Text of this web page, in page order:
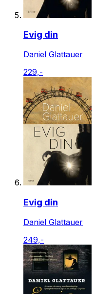
Evig din
Daniel Glattauer
229,-
Evig din
Daniel Glattauer
249,-